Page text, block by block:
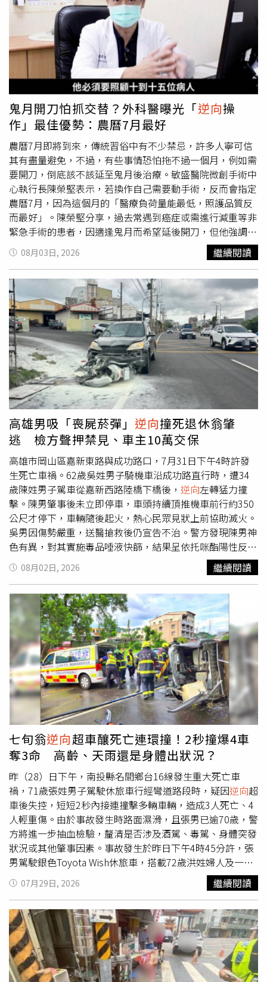
個訣竅，就是可以在農曆六月底左右的時候，找個適合「動
工」的好日子跟時辰拜地基主，先拿圓鍬或鐵鎚將土地或房
子的四個角落各敲三下，表示六月此時已經「動工」，就算
七月繼續動工動土也沒有關係。 若是農曆七月下訂金購買
房子，農曆七月這段時間可以先請室內設計師諮詢規劃、丈
量房子等前置作業，請工程公司和師傅來估價施工，諸如廚
房、衛浴、窗簾、燈具等，農曆八月找個好日子正式「動
工」。 三、七月購買家具家電訣竅：由於七月搬家喬遷的
人銳減，許多家具行、電器賣場都會在七月鬼月衝買氣推促
銷活動，不妨把握家具、家電促銷時機，一次下訂單議價購
足，可以省下一筆可觀的錢，等房子裝修好了再送家具、家
電進新家。
鬼月開刀怕抓交替？外科醫曝光「逆向操
作」最佳優勢：農曆7月最好
農曆7月即將到來，傳統習俗中有不少禁忌，許多人寧可信
其有盡量避免，不過，有些事情恐怕拖不過一個月，例如需
要開刀，倒底該不該延至鬼月後治療。敏盛醫院微創手術中
心執行長陳榮堅表示，若換作自己需要動手術，反而會指定
農曆7月，因為這個月的「醫療負荷量能最低，照護品質反
而最好」。陳榮堅分享，過去常遇到癌症或需進行減重等非
緊急手術的患者，因適逢鬼月而希望延後開刀，但他強調，
決定醫療結果的關鍵在於「治療團隊的專業度」與「當下能
負荷的量能」，無論農曆7月還是12月，鬼神都是同時存在
的，不會因為特定月份就「只有神、不會有鬼」。鬼月開刀
怕抓交替？外科醫曝光「 逆向操作」最佳優勢：農曆7月最
好。（示意圖／PIXABAY）以科學與實務角度來看，陳榮堅
認為民俗月反而是開刀的好時機。他解釋，一般月份一名護
理師可能須照顧10至15位病人，但到了民俗月，因民眾避
諱就醫，病人數大幅稀釋，護理師可能只需照顧7至10人。
在醫療團隊負荷降低的情況下，患者得到的照護品質自然大
幅提升。陳榮堅呼籲，身體出狀況就不需特別看日子，生病
是上天要你正視健康的「暗示」，一旦確診，只要條件允許
就應妥善治療，與其擇日不如撞日，千萬別被迷思延誤病
情。此外，他也提醒，民俗月同時也是孝道月，平時多做好
事、孝順父母，自然就能遠離災厄。三立新聞網提醒您：民
俗傳說僅供參考，請勿過度迷信。 以上言論及圖片僅供參
考，不代表本網立場。更多三立新聞網報導． 九如橋上見
「勞力士綠水鬼」⋯網：高雄人有錢又任性！工務局曝螺雷
下場． 她吃男友舅舅「一碗粥」醒來崩潰蹲車站求救閨
蜜：能不能來救我？． 告別亡父43年診所！粉絲淚求「別
停售精油膏」 林逸欣親自現身回應了
08月03日, 2026 繼續閱讀
高雄男吸「喪屍菸彈」逆向撞死退休翁肇
逃 檢方聲押禁見、車主10萬交保
高雄市岡山區嘉新東路與成功路口，7月31日下午4時許發
生死亡車禍。62歲吳姓男子騎機車沿成功路直行時，遭34
歲陳姓男子駕車從嘉新西路陸橋下橋後， 逆向左轉猛力撞
擊。陳男肇事後未立即停車，車頭持續頂推機車前行約350
公尺才停下，車輛隨後起火，熱心民眾見狀上前協助滅火。
吳男因傷勢嚴重，送醫搶救後仍宣告不治。警方發現陳男神
色有異，對其實施毒品唾液快篩，結果呈依托咪酯陽性反
應，當場將人逮捕。據了解，吳男退休不久，事發當天僅外
出購買晚餐。橋頭地檢署指揮緝毒專組主任檢察官施家榮、
檢察官梁詠鈞與警方共組專案小組偵辦，認定陳男涉犯施用
第一級毒品依托咪酯、毒駕致死、肇事逃逸等罪嫌重大，向
橋頭地院聲請羈押禁見；同車陳姓乘客兼車主，明知駕駛已
吸毒仍將車輛交由對方駕駛，涉幫助毒駕、過失致死等罪，
諭令10萬元交保。橋頭地檢署檢察長郭景東指出，依托咪酯
已於去年6月27日改列為第一級毒品，吸食後可能導致思考
能力下降、意識不清及身體顫抖，因而俗稱「喪屍煙彈」。
依托咪酯不僅危害吸食者健康，也屢次衍生毒駕案件，嚴重
威脅道路安全，檢方將持續聯合警調及海巡單位加強取締。
08月02日, 2026 繼續閱讀
七旬翁逆向超車釀死亡連環撞！2秒撞爆4車
奪3命 高齡、天雨還是身體出狀況？
昨（28）日下午，南投縣名間鄉台16線發生重大死亡車
禍，71歲張姓男子駕駛休旅車行經彎道路段時，疑因逆向超
車後失控，短短2秒內接連撞擊多輛車輛，造成3人死亡、4
人輕重傷。由於事故發生時路面濕滑，且張男已逾70歲，警
方將進一步抽血檢驗，釐清是否涉及酒駕、毒駕、身體突發
狀況或其他肇事因素。事故發生於昨日下午4時45分許，張
男駕駛銀色Toyota Wish休旅車，搭載72歲洪姓婦人及一名
女乘客，由集集往名間方向行駛，行經台16線濁水路段一處
下坡彎道時，疑為超越前方車輛跨越雙黃線，切回原車道時
先擦撞同向白色休旅車左後側，隨即失控衝入對向車道，迎
面撞上黑色休旅車、小貨車及一輛重型機車，猛烈撞擊造成
小貨車翻覆，事故現場車體嚴重扭曲、零件散落一地，宛如
災難電影場景。南投縣消防局獲報後，立即調派6個分隊趕
往救援，現場共有5人受困，消防人員利用破壞器材搶救，
約13分鐘內將傷者全數救出。惟張男、洪姓婦人及小貨車副
07月29日, 2026 繼續閱讀